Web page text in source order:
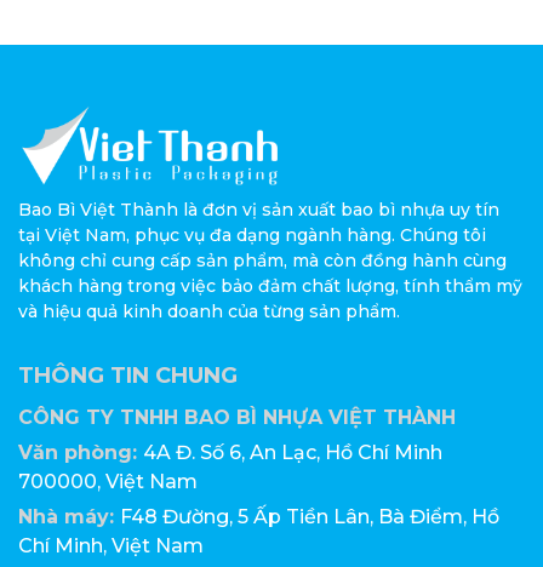
Bao Bì Việt Thành là đơn vị sản xuất bao bì nhựa uy tín
tại Việt Nam, phục vụ đa dạng ngành hàng. Chúng tôi
không chỉ cung cấp sản phẩm, mà còn đồng hành cùng
khách hàng trong việc bảo đảm chất lượng, tính thẩm mỹ
và hiệu quả kinh doanh của từng sản phẩm.
THÔNG TIN CHUNG
CÔNG TY TNHH BAO BÌ NHỰA VIỆT THÀNH
Văn phòng: 4A Đ. Số 6, An Lạc, Hồ Chí Minh
700000, Việt Nam
Nhà máy: F48 Đường, 5 Ấp Tiền Lân, Bà Điểm, Hồ
Chí Minh, Việt Nam